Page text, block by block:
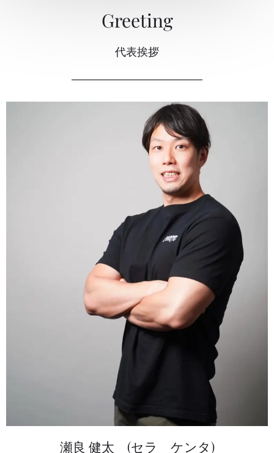
Greeting
代表挨拶
瀬良 健太 (セラ ケンタ)